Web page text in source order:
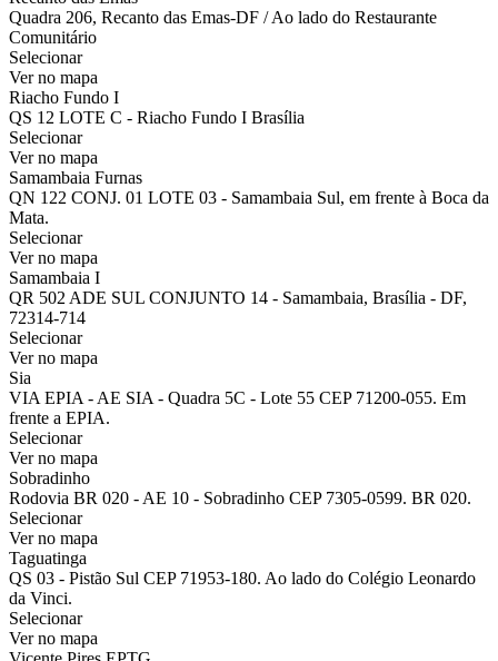
Quadra 206, Recanto das Emas-DF / Ao lado do Restaurante
Comunitário
Selecionar
Ver no mapa
Riacho Fundo I
QS 12 LOTE C - Riacho Fundo I Brasília
Selecionar
Ver no mapa
Samambaia Furnas
QN 122 CONJ. 01 LOTE 03 - Samambaia Sul, em frente à Boca da
Mata.
Selecionar
Ver no mapa
Samambaia I
QR 502 ADE SUL CONJUNTO 14 - Samambaia, Brasília - DF,
72314-714
Selecionar
Ver no mapa
Sia
VIA EPIA - AE SIA - Quadra 5C - Lote 55 CEP 71200-055. Em
frente a EPIA.
Selecionar
Ver no mapa
Sobradinho
Rodovia BR 020 - AE 10 - Sobradinho CEP 7305-0599. BR 020.
Selecionar
Ver no mapa
Taguatinga
QS 03 - Pistão Sul CEP 71953-180. Ao lado do Colégio Leonardo
da Vinci.
Selecionar
Ver no mapa